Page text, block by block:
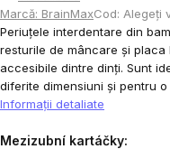
Marcă: BrainMaxCod: Alegeţi
Periuțele interdentare din
resturile de mâncare și
accesibile dintre dinți. Sunt
diferite dimensiuni și pentru
Informaţii detaliate
Mezizubní kartáčky: